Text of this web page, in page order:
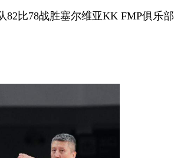
比78战胜塞尔维亚KK FMP俱乐部